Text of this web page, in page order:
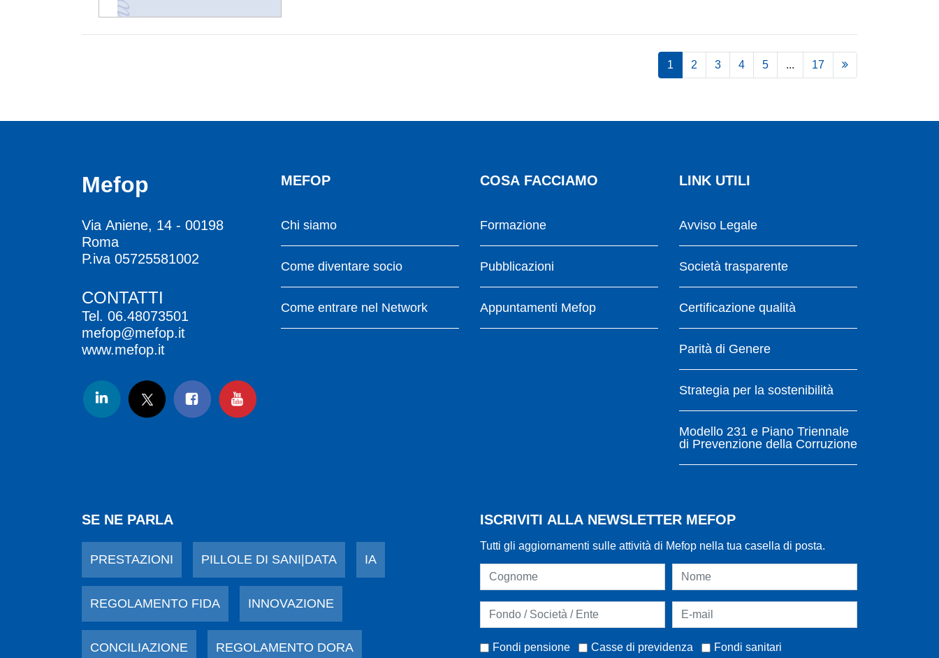
1 2 3 4 5 ... 17
Mefop
Via Aniene, 14 - 00198
Roma
P.iva 05725581002
CONTATTI
Tel. 06.48073501
mefop@mefop.it
www.mefop.it
MEFOP
Chi siamo
Come diventare socio
Come entrare nel Network
COSA FACCIAMO
Formazione
Pubblicazioni
Appuntamenti Mefop
LINK UTILI
Avviso Legale
Società trasparente
Certificazione qualità
Parità di Genere
Strategia per la sostenibilità
Modello 231 e Piano Triennale
di Prevenzione della Corruzione
SE NE PARLA
PRESTAZIONI PILLOLE DI SANI|DATA IA
REGOLAMENTO FIDA INNOVAZIONE
CONCILIAZIONE REGOLAMENTO DORA
ISCRIVITI ALLA NEWSLETTER MEFOP
Tutti gli aggiornamenti sulle attività di Mefop nella tua casella di posta.
Fondi pensione Casse di previdenza Fondi sanitari